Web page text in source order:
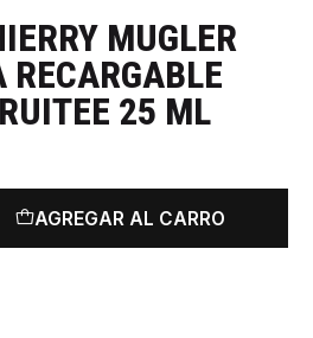
MUGLER
RECARGABLE
25 ML
AGREGAR AL CARRO